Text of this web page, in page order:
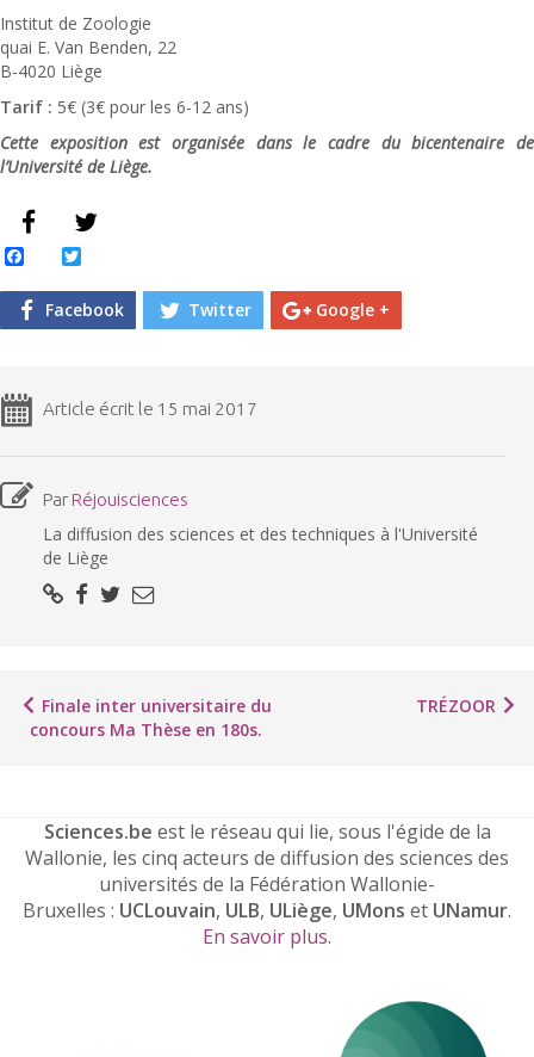
Institut de Zoologie
quai E. Van Benden, 22
B-4020 Liège
Tarif : 5€ (3€ pour les 6-12 ans)
Cette exposition est organisée dans le cadre du bicentenaire de
l’Université de Liège.
Facebook
Facebook Twitter Google +
Article écrit le 15 mai 2017
Par Réjouisciences
La diffusion des sciences et des techniques à l'Université
de Liège
Finale inter universitaire du
concours Ma Thèse en 180s.
TRÉZOOR
Sciences.be est le réseau qui lie, sous l'égide de la
Wallonie, les cinq acteurs de diffusion des sciences des
universités de la Fédération Wallonie-
Bruxelles : UCLouvain, ULB, ULiège, UMons et UNamur.
En savoir plus.